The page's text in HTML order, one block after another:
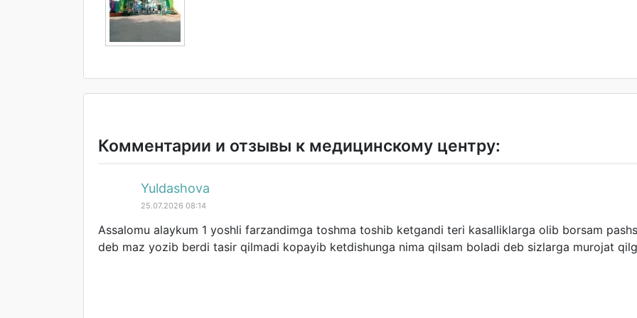
Комментарии и отзывы к медицинскому центру:
Yuldashova
25.07.2026 08:14
Assalomu alaykum 1 yoshli farzandimga toshma toshib ketgandi teri kasalliklarga olib borsam
deb maz yozib berdi tasir qilmadi kopayib ketdishunga nima qilsam boladi deb sizlarga murojat